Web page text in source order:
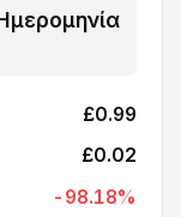
£0.99
£0.02
-98.18%